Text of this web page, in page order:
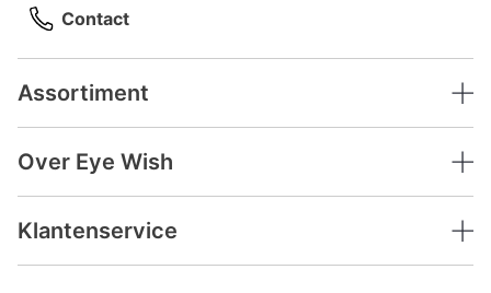
Assortiment
Over Eye Wish
Klantenservice
Contact